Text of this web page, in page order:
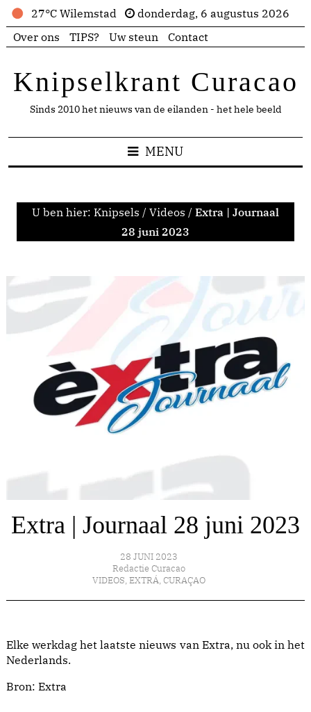
27°C Wilemstad
donderdag, 6 augustus 2026
Over ons
TIPS? Uw steun Contact
Knipselkrant Curacao
Sinds 2010 het nieuws van de eilanden - het hele beeld
MENU
U ben hier: Knipsels / Videos / Extra | Journaal
28 juni 2023
Extra | Journaal 28 juni 2023
28 JUNI 2023
Redactie Curacao
VIDEOS, EXTRÁ, CURAÇAO
Elke werkdag het laatste nieuws van Extra, nu ook in het
Nederlands.
Bron: Extra